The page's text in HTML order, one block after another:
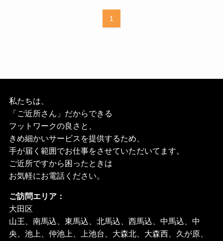
1
私たちは、
「ご近所さん」だからできる
フットワークの良さと、
きめ細かいサービスを提供するため、
手が届く範囲でお仕事をさせていただいてます。
ご近所ですから困ったときは
お気軽にお電話ください。
ご訪問エリア：
大田区
山王、南馬込、東馬込、北馬込、西馬込、中馬込、中
央、池上、仲池上、上池台、大森北、大森西、久が原、